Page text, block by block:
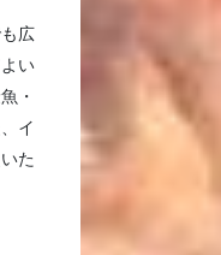
広
い
・
イ
た